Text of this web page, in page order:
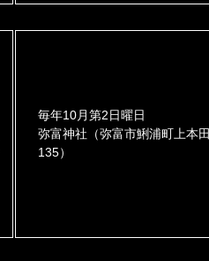
毎年10月第2日曜日
弥富神社（弥富市鯏浦町上本田
135）